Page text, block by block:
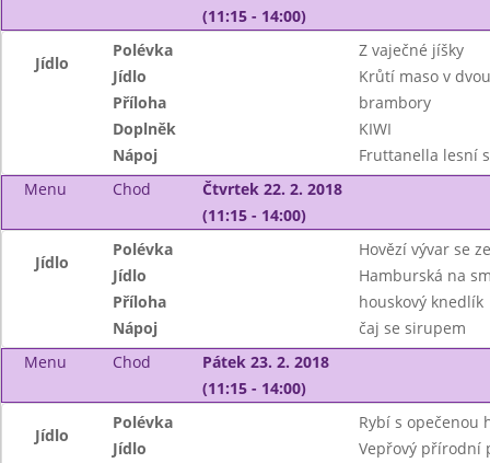
(11:15 - 14:00)
Jídlo
Polévka
Z vaječné jíšky
Jídlo
Krůtí maso v
Příloha
brambory
Doplněk
KIWI
Nápoj
Fruttanella lesní
Menu
Chod
Čtvrtek 22. 2. 2018
(11:15 - 14:00)
Jídlo
Polévka
Hovězí vývar se
Jídlo
Hamburská na
Příloha
houskový knedlík
Nápoj
čaj se sirupem
Menu
Chod
Pátek 23. 2. 2018
(11:15 - 14:00)
Jídlo
Polévka
Rybí s opečenou
Jídlo
Vepřový přírodní